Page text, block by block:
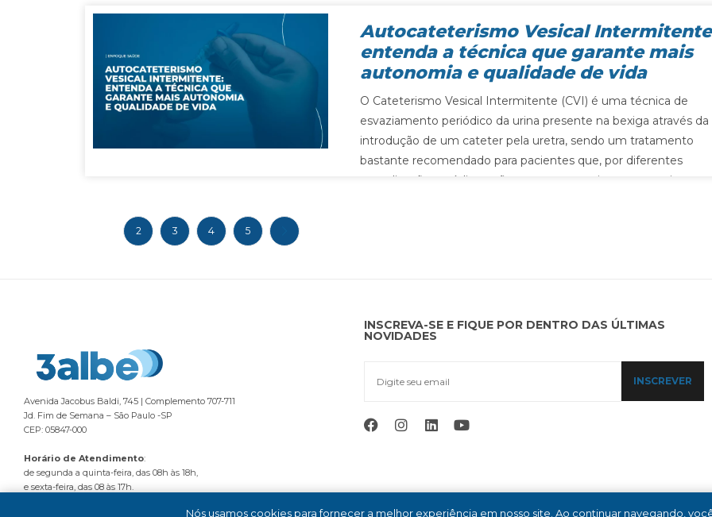
Autocateterismo Vesical
entenda a técnica que garante mais
autonomia e qualidade de vida
O Cateterismo Vesical Intermitente (CVI) é uma técnica de
esvaziamento periódico da urina presente na bexiga através da
introdução de um cateter pela uretra, sendo um tratamento
bastante recomendado para pacientes que, por diferentes
complicações médicas, não conseguem urinar ou esvaziar
2 3 4 5
Avenida Jacobus Baldi, 745 | Complemento 707-711
Jd. Fim de Semana – São Paulo -SP
CEP: 05847-000
Horário de Atendimento:
de segunda a quinta-feira, das 08h às 18h,
e sexta-feira, das 08 às 17h.
INSCREVA-SE E FIQUE POR DENTRO DAS ÚLTIMAS
NOVIDADES
INSCREVER
Nós usamos cookies para fornecer a melhor experiência em nosso site. Ao continuar navegando,